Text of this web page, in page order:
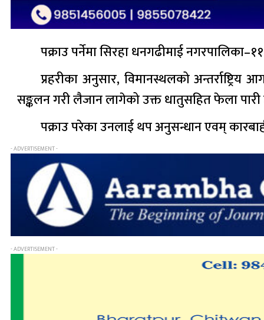
पक्राउ पर्नेमा सिरहा धनगढीमाई
प्रहरीका अनुसार, विमानस्थलको
सङ्कलन गरी लैजान लागेको उक्त धातुसहित फेला पारी
पक्राउ परेका उनलाई थप अनुसन्धान एवम्
- ADVERTISEMENT -
- ADVERTISEMENT -